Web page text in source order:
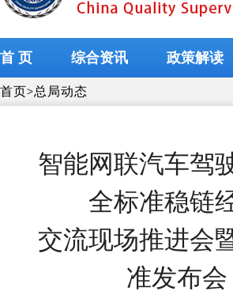
首 页 综合资讯 政策解读
首页>总局动态
智能网联汽车驾
全标准稳链
交流现场推进会
准发布会